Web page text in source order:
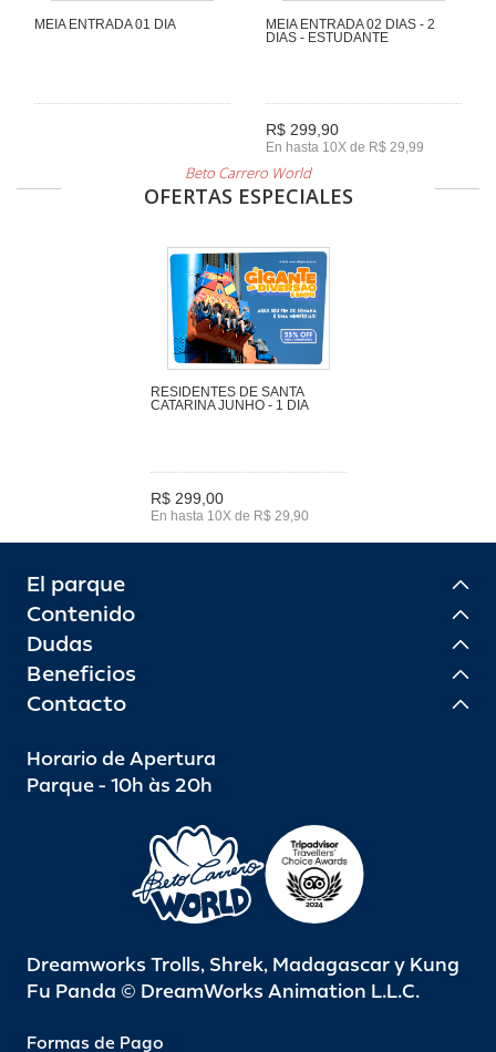
MEIA ENTRADA 01 DIA
MEIA ENTRADA 02 DIAS - 2
DIAS - ESTUDANTE
R$ 299,90
En hasta 10X de R$ 29,99
Beto Carrero World
OFERTAS ESPECIALES
RESIDENTES DE SANTA
CATARINA JUNHO - 1 DIA
R$ 299,00
En hasta 10X de R$ 29,90
El parque
Contenido
Dudas
Beneficios
Contacto
Horario de Apertura
Parque - 10h às 20h
Dreamworks Trolls, Shrek, Madagascar y Kung
Fu Panda © DreamWorks Animation L.L.C.
Formas de Pago